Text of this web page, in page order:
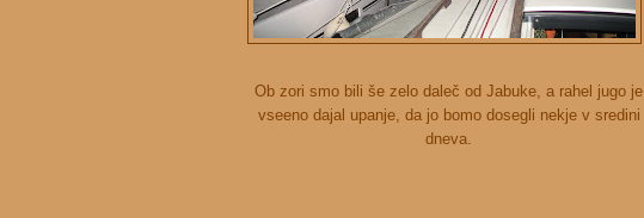
Ob zori smo bili še zelo daleč od Jabuke, a rahel jugo je
vseeno dajal upanje, da jo bomo dosegli nekje v sredini
dneva.